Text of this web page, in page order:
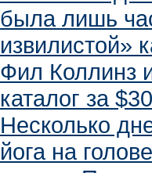
была лишь
извилистой»
Фил Коллинз
каталог за
Несколько
йога на